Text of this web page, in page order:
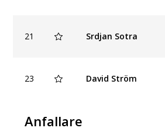
21 Srdjan Sotra
23 David Ström
Anfallare